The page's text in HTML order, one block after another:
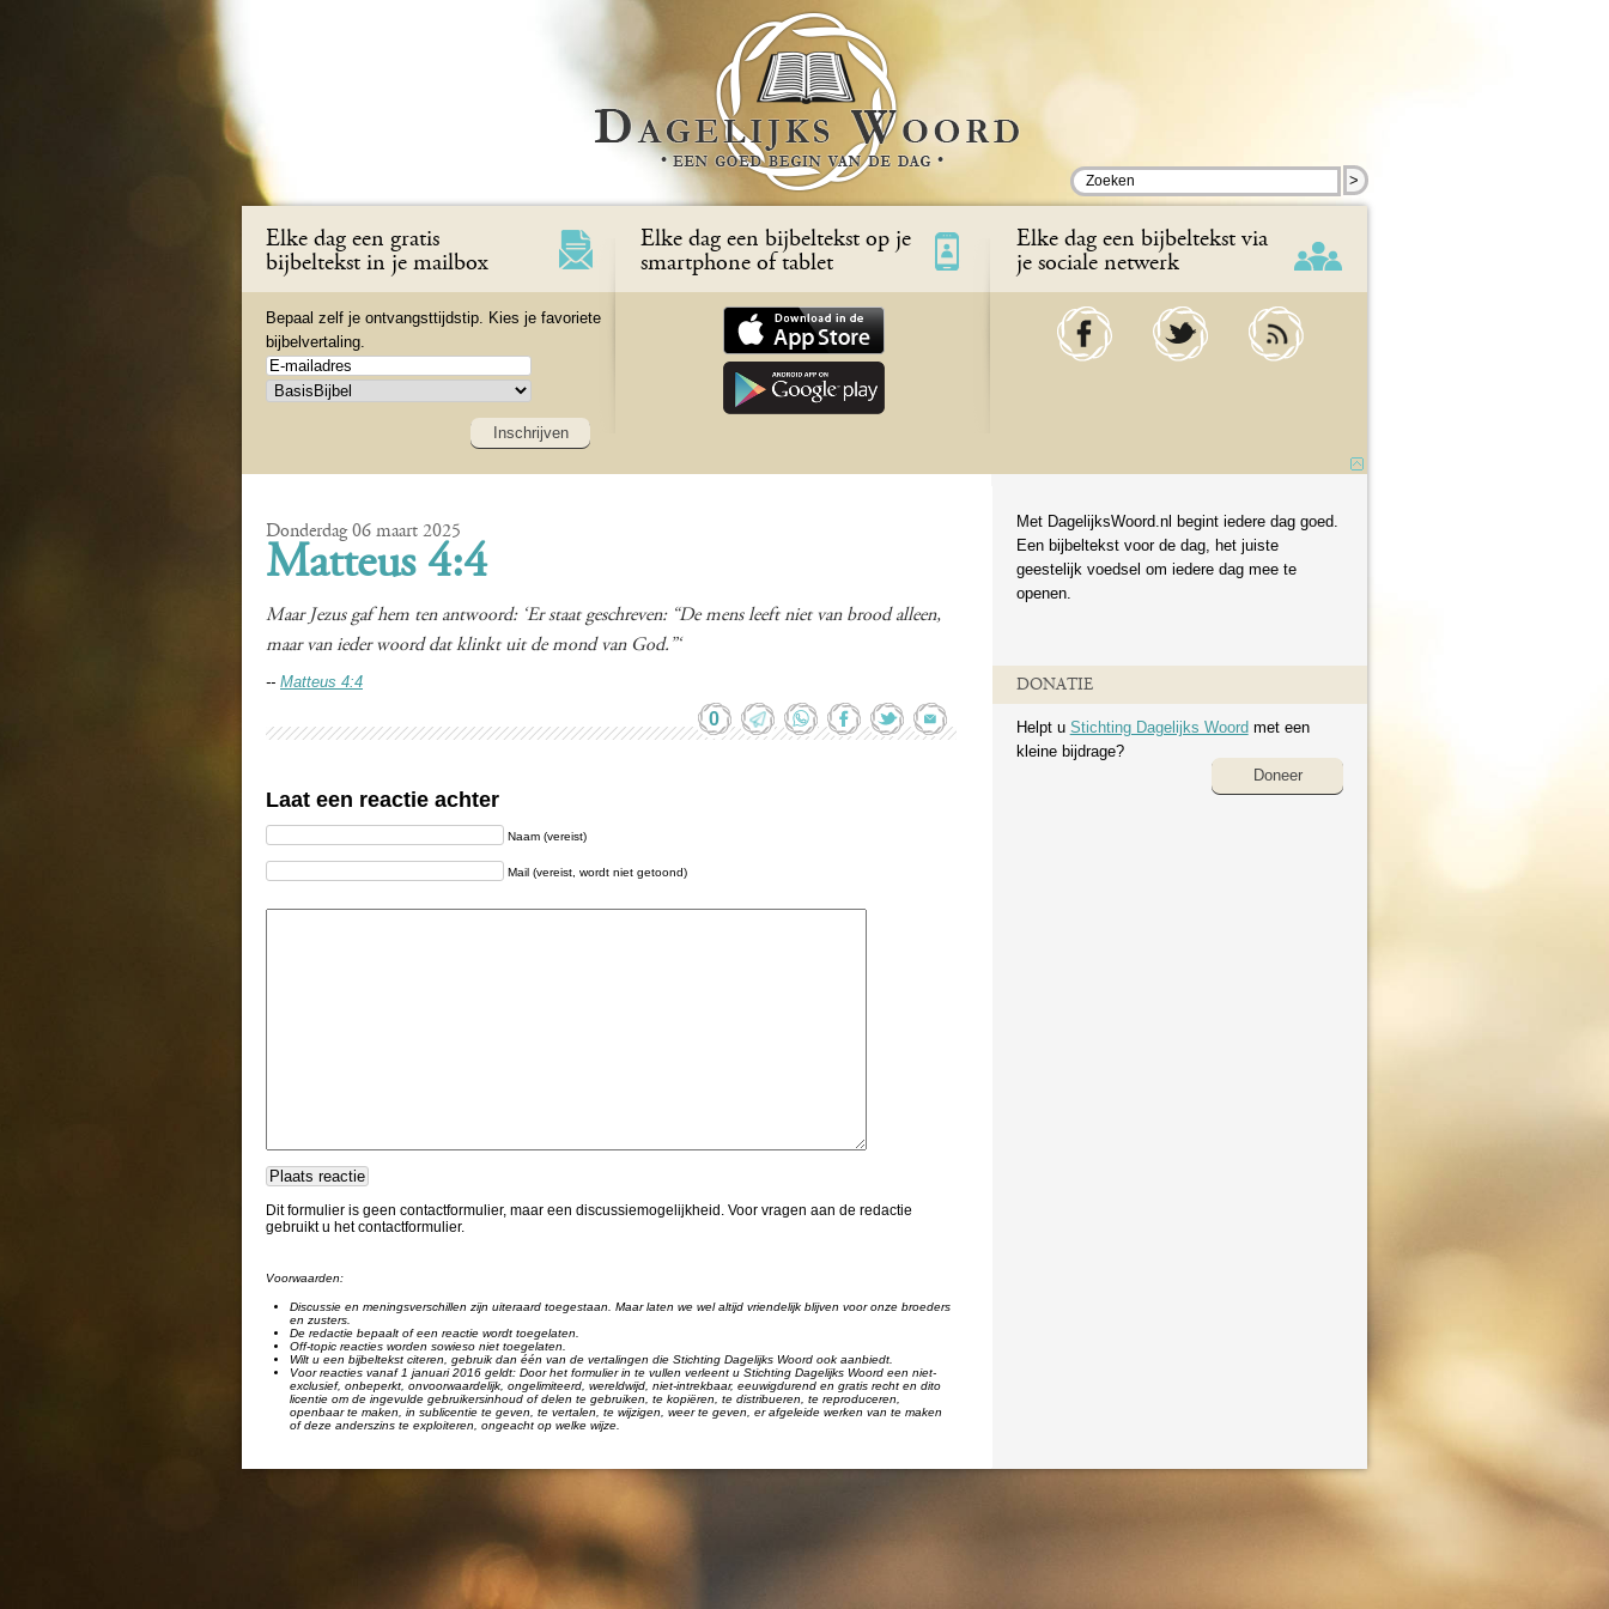
>
Elke dag een gratis
bijbeltekst in je mailbox
Bepaal zelf je ontvangsttijdstip. Kies je favoriete
bijbelvertaling.
Inschrijven
Elke dag een bijbeltekst op je
smartphone of tablet
Elke dag een bijbeltekst via
je sociale netwerk
Donderdag 06 maart 2025
Matteus 4:4
Maar Jezus gaf hem ten antwoord: ‘Er staat geschreven: “De mens leeft niet van brood alleen,
maar van ieder woord dat klinkt uit de mond van God.”‘
-- Matteus 4:4
0
Laat een reactie achter
Naam (vereist)
Mail (vereist, wordt niet getoond)
Dit formulier is geen contactformulier, maar een discussiemogelijkheid. Voor vragen aan de redactie
gebruikt u het contactformulier.
Voorwaarden:
Discussie en meningsverschillen zijn uiteraard toegestaan. Maar laten we wel altijd vriendelijk blijven voor onze broeders
en zusters.
De redactie bepaalt of een reactie wordt toegelaten.
Off-topic reacties worden sowieso niet toegelaten.
Wilt u een bijbeltekst citeren, gebruik dan één van de vertalingen die Stichting Dagelijks Woord ook aanbiedt.
Voor reacties vanaf 1 januari 2016 geldt: Door het formulier in te vullen verleent u Stichting Dagelijks Woord een niet-
exclusief, onbeperkt, onvoorwaardelijk, ongelimiteerd, wereldwijd, niet-intrekbaar, eeuwigdurend en gratis recht en dito
licentie om de ingevulde gebruikersinhoud of delen te gebruiken, te kopiëren, te distribueren, te reproduceren,
openbaar te maken, in sublicentie te geven, te vertalen, te wijzigen, weer te geven, er afgeleide werken van te maken
of deze anderszins te exploiteren, ongeacht op welke wijze.
Met DagelijksWoord.nl begint iedere dag goed.
Een bijbeltekst voor de dag, het juiste
geestelijk voedsel om iedere dag mee te
openen.
DONATIE
Helpt u Stichting Dagelijks Woord met een
kleine bijdrage?
Doneer